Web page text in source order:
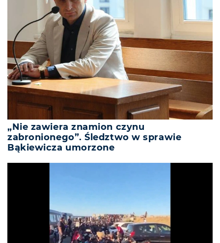
„Nie zawiera znamion czynu
zabronionego”. Śledztwo w sprawie
Bąkiewicza umorzone